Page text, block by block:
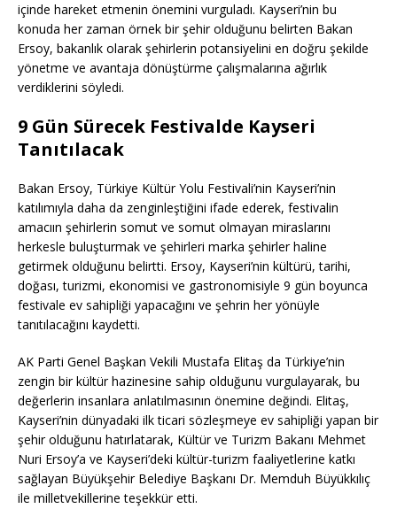
içinde hareket etmenin önemini vurguladı. Kayseri’nin bu
konuda her zaman örnek bir şehir olduğunu belirten Bakan
Ersoy, bakanlık olarak şehirlerin potansiyelini en doğru şekilde
yönetme ve avantaja dönüştürme çalışmalarına ağırlık
verdiklerini söyledi.
9 Gün Sürecek Festivalde Kayseri
Tanıtılacak
Bakan Ersoy, Türkiye Kültür Yolu Festivali’nin Kayseri’nin
katılımıyla daha da zenginleştiğini ifade ederek, festivalin
amacıın şehirlerin somut ve somut olmayan miraslarını
herkesle buluşturmak ve şehirleri marka şehirler haline
getirmek olduğunu belirtti. Ersoy, Kayseri’nin kültürü, tarihi,
doğası, turizmi, ekonomisi ve gastronomisiyle 9 gün boyunca
festivale ev sahipliği yapacağını ve şehrin her yönüyle
tanıtılacağını kaydetti.
AK Parti Genel Başkan Vekili Mustafa Elitaş da Türkiye’nin
zengin bir kültür hazinesine sahip olduğunu vurgulayarak, bu
değerlerin insanlara anlatılmasının önemine değindi. Elitaş,
Kayseri’nin dünyadaki ilk ticari sözleşmeye ev sahipliği yapan bir
şehir olduğunu hatırlatarak, Kültür ve Turizm Bakanı Mehmet
Nuri Ersoy’a ve Kayseri’deki kültür-turizm faaliyetlerine katkı
sağlayan Büyükşehir Belediye Başkanı Dr. Memduh Büyükkılıç
ile milletvekillerine teşekkür etti.